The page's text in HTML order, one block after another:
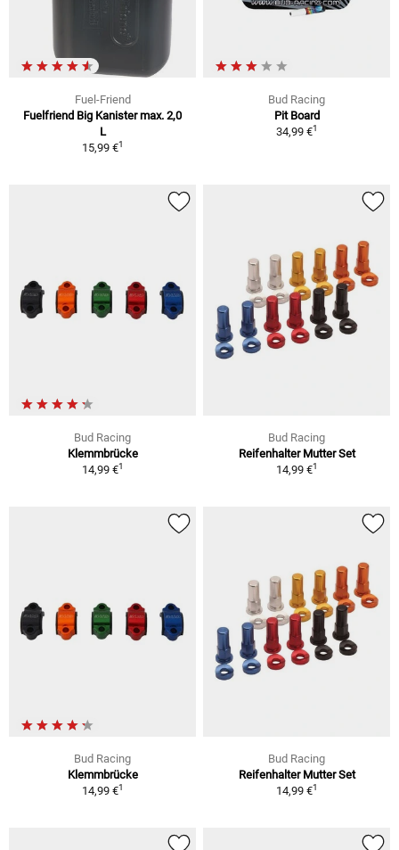
Fuel-Friend
Fuelfriend Big Kanister max. 2,0
L
15,99 €1
Bud Racing
Pit Board
34,99 €1
Bud Racing
Klemmbrücke
14,99 €1
Bud Racing
Reifenhalter Mutter Set
14,99 €1
Bud Racing
Klemmbrücke
14,99 €1
Bud Racing
Reifenhalter Mutter Set
14,99 €1